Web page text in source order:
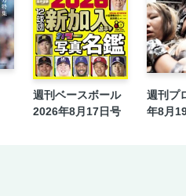
週刊ベースボール
2026年8月17日号
週刊プ
年8月